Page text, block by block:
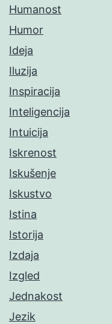
Humanost
Humor
Ideja
Iluzija
Inspiracija
Inteligencija
Intuicija
Iskrenost
Iskušenje
Iskustvo
Istina
Istorija
Izdaja
Izgled
Jednakost
Jezik